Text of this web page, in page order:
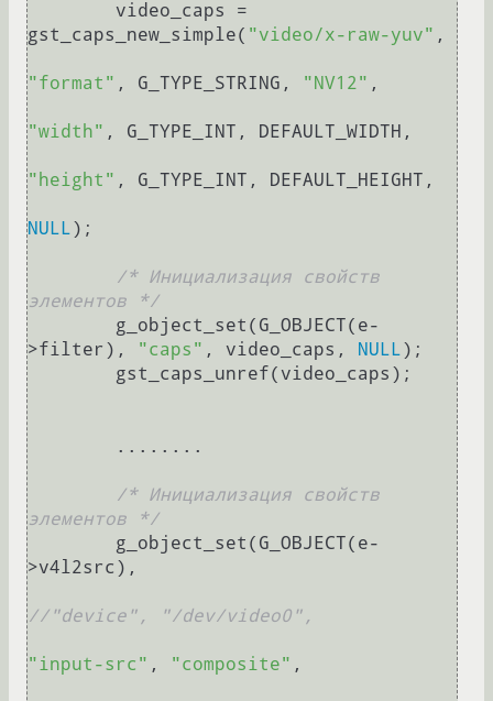
gst_caps_new_simple( "video/x-raw-yuv" ,
"format" , G_TYPE_STRING, "NV12" ,
"width" , G_TYPE_INT, DEFAULT_WIDTH,
"height" , G_TYPE_INT, DEFAULT_HEIGHT,
NULL);
/* Инициализация свойств
элементов */
>filter),
"caps" , video_caps, NULL);
/* Инициализация свойств
элементов */
>v4l2src),
//"device", "/dev/video0",
"input-src" , "composite" ,